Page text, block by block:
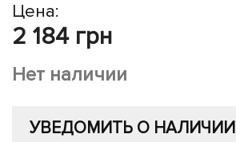
Цена:
2 184 грн
Нет наличии
УВЕДОМИТЬ О НАЛИЧИИ